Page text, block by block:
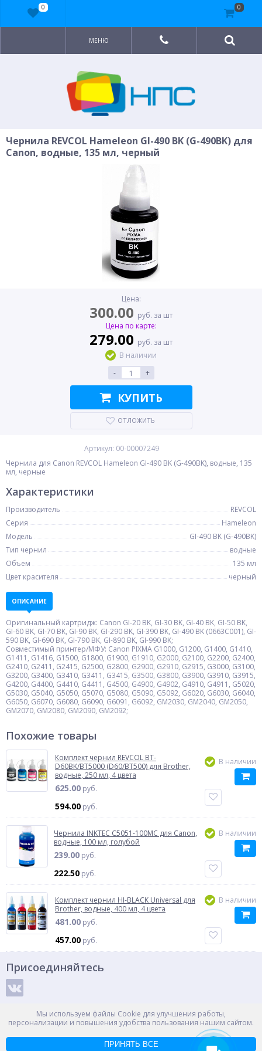
МЕНЮ
Чернила REVCOL Hameleon GI-490 BK (G-490BK) для
Canon, водные, 135 мл, черный
Цена:
300.00 руб. за шт
Цена по карте:
279.00 руб. за шт
В наличии
-
+
КУПИТЬ
ОТЛОЖИТЬ
Артикул: 00-00007249
Чернила для Canon REVCOL Hameleon GI-490 BK (G-490BK), водные, 135
мл, черные
Характеристики
Производитель
REVCOL
Серия
Hameleon
Модель
GI-490 BK (G-490BK)
Тип чернил
водные
Объем
135 мл
Цвет красителя
черный
ОПИСАНИЕ
Оригинальный картридж: Canon GI-20 BK, GI-30 BK, GI-40 BK, GI-50 BK,
GI-60 BK, GI-70 BK, GI-90 BK, GI-290 BK, GI-390 BK, GI-490 BK (0663C001), GI-
590 BK, GI-690 BK, GI-790 BK, GI-890 BK, GI-990 BK;
Совместимый принтер/МФУ: Canon PIXMA G1000, G1200, G1400, G1410,
G1411, G1416, G1500, G1800, G1900, G1910, G2000, G2100, G2200, G2400,
G2410, G2411, G2415, G2500, G2800, G2900, G2910, G2915, G3000, G3100,
G3200, G3400, G3410, G3411, G3415, G3500, G3800, G3900, G3910, G3915,
G4200, G4400, G4410, G4411, G4500, G4900, G4902, G4910, G4911, G5020,
G5030, G5040, G5050, G5070, G5080, G5090, G5092, G6020, G6030, G6040,
G6050, G6070, G6080, G6090, G6091, G6092, GM2030, GM2040, GM2050,
GM2070, GM2080, GM2090, GM2092;
Похожие товары
Комплект чернил REVCOL BT-
D60BK/BT5000 (D60/BT500) для Brother,
водные, 250 мл, 4 цвета
625.00 руб.
594.00 руб.
В наличии
Чернила INKTEC C5051-100MC для Canon,
водные, 100 мл, голубой
239.00 руб.
222.50 руб.
В наличии
Комплект чернил HI-BLACK Universal для
Brother, водные, 400 мл, 4 цвета
481.00 руб.
457.00 руб.
В наличии
Мы используем файлы Cookie для улучшения работы,
персонализации и повышения удобства пользования нашим сайтом.
ПРИНЯТЬ ВСЕ
Присоединяйтесь
Способы оплаты
0 0